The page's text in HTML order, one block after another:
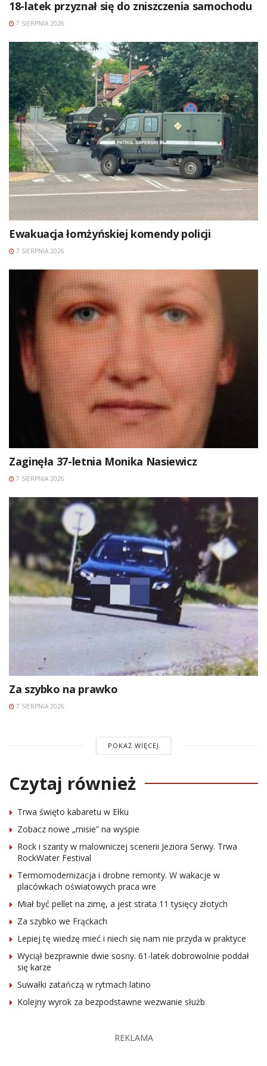
18-latek przyznał się do zniszczenia samochodu
7 SIERPNIA 2026
Ewakuacja łomżyńskiej komendy policji
7 SIERPNIA 2026
Zaginęła 37-letnia Monika Nasiewicz
7 SIERPNIA 2026
Za szybko na prawko
7 SIERPNIA 2026
POKAŻ WIĘCEJ
Czytaj również
Trwa święto kabaretu w Ełku
Zobacz nowe „misie” na wyspie
Rock i szanty w malowniczej scenerii Jeziora Serwy. Trwa
RockWater Festival
Termomodernizacja i drobne remonty. W wakacje w
placówkach oświatowych praca wre
Miał być pellet na zimę, a jest strata 11 tysięcy złotych
Za szybko we Frąckach
Lepiej tę wiedzę mieć i niech się nam nie przyda w praktyce
Wyciął bezprawnie dwie sosny. 61-latek dobrowolnie poddał
się karze
Suwałki zatańczą w rytmach latino
Kolejny wyrok za bezpodstawne wezwanie służb
REKLAMA